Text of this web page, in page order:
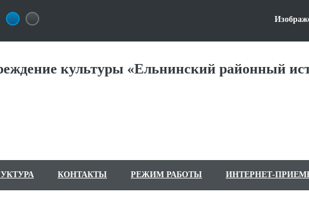
культуры «Ельнинский районный
КОНТАКТЫ РЕЖИМ РАБОТЫ ИНТЕРНЕТ-